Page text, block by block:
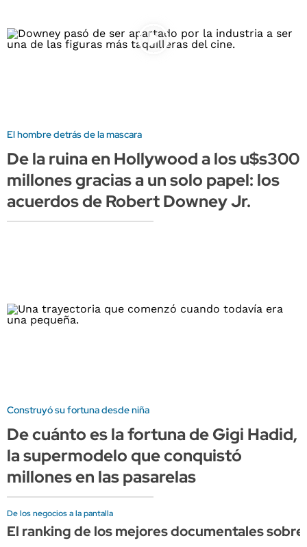
El hombre detrás de la mascara
De la ruina en Hollywood a los u$s300
millones gracias a un solo papel: los
acuerdos de Robert Downey Jr.
Construyó su fortuna desde niña
De cuánto es la fortuna de Gigi Hadid,
la supermodelo que conquistó
millones en las pasarelas
De los negocios a la pantalla
El ranking de los mejores documentales